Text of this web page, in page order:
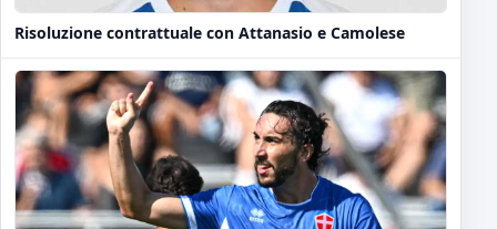
Risoluzione contrattuale con Attanasio e Camolese